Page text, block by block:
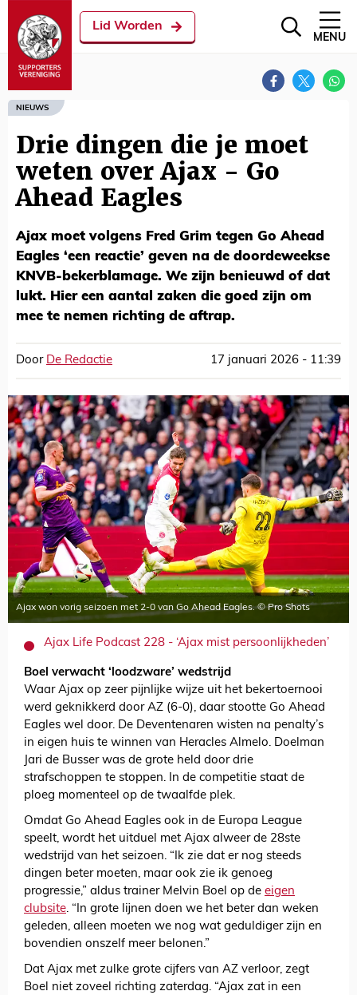
Lid Worden
MENU
NIEUWS
Drie dingen die je moet
weten over Ajax - Go
Ahead Eagles
Ajax moet volgens Fred Grim tegen Go Ahead
Eagles ‘een reactie’ geven na de doordeweekse
KNVB-bekerblamage. We zijn benieuwd of dat
lukt. Hier een aantal zaken die goed zijn om
mee te nemen richting de aftrap.
Door De Redactie 17 januari 2026 - 11:39
Ajax won vorig seizoen met 2-0 van Go Ahead Eagles. © Pro Shots
Ajax Life Podcast 228 - ‘Ajax mist persoonlijkheden’
Boel verwacht ‘loodzware’ wedstrijd
Waar Ajax op zeer pijnlijke wijze uit het bekertoernooi
werd geknikkerd door AZ (6-0), daar stootte Go Ahead
Eagles wel door. De Deventenaren wisten na penalty’s
in eigen huis te winnen van Heracles Almelo. Doelman
Jari de Busser was de grote held door drie
strafschoppen te stoppen. In de competitie staat de
ploeg momenteel op de twaalfde plek.
Omdat Go Ahead Eagles ook in de Europa League
speelt, wordt het uitduel met Ajax alweer de 28ste
wedstrijd van het seizoen. “Ik zie dat er nog steeds
dingen beter moeten, maar ook zie ik genoeg
progressie,” aldus trainer Melvin Boel op de eigen
clubsite. “In grote lijnen doen we het beter dan weken
geleden, alleen moeten we nog wat geduldiger zijn en
bovendien onszelf meer belonen.”
Dat Ajax met zulke grote cijfers van AZ verloor, zegt
Boel niet zoveel richting zaterdag. “Ajax zat in een